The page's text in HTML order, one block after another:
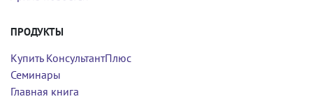
ПРОДУКТЫ
Купить КонсультантПлюс
Семинары
Главная книга